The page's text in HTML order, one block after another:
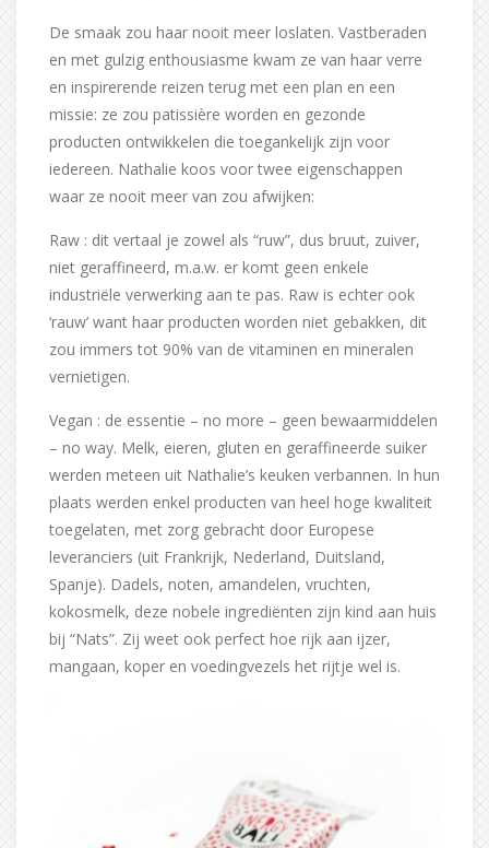
De smaak zou haar nooit meer loslaten. Vastberaden
en met gulzig enthousiasme kwam ze van haar verre
en inspirerende reizen terug met een plan en een
missie: ze zou patissière worden en gezonde
producten ontwikkelen die toegankelijk zijn voor
iedereen. Nathalie koos voor twee eigenschappen
waar ze nooit meer van zou afwijken:
Raw : dit vertaal je zowel als “ruw”, dus bruut, zuiver,
niet geraffineerd, m.a.w. er komt geen enkele
industriële verwerking aan te pas. Raw is echter ook
‘rauw’ want haar producten worden niet gebakken, dit
zou immers tot 90% van de vitaminen en mineralen
vernietigen.
Vegan : de essentie – no more – geen bewaarmiddelen
– no way. Melk, eieren, gluten en geraffineerde suiker
werden meteen uit Nathalie’s keuken verbannen. In hun
plaats werden enkel producten van heel hoge kwaliteit
toegelaten, met zorg gebracht door Europese
leveranciers (uit Frankrijk, Nederland, Duitsland,
Spanje). Dadels, noten, amandelen, vruchten,
kokosmelk, deze nobele ingrediënten zijn kind aan huis
bij “Nats”. Zij weet ook perfect hoe rijk aan ijzer,
mangaan, koper en voedingvezels het rijtje wel is.